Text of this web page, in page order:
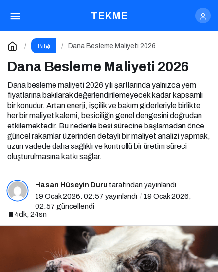
TEKME
Bilgi Dana Besleme Maliyeti 2026
Dana Besleme Maliyeti 2026
Dana besleme maliyeti 2026 yılı şartlarında yalnızca yem
fiyatlarına bakılarak değerlendirilemeyecek kadar kapsamlı
bir konudur. Artan enerji, işçilik ve bakım giderleriyle birlikte
her bir maliyet kalemi, besiciliğin genel dengesini doğrudan
etkilemektedir. Bu nedenle besi sürecine başlamadan önce
güncel rakamlar üzerinden detaylı bir maliyet analizi yapmak,
uzun vadede daha sağlıklı ve kontrollü bir üretim süreci
oluşturulmasına katkı sağlar.
Hasan Hüseyin Duru tarafından yayınlandı
19 Ocak 2026, 02:57 yayınlandı
19 Ocak 2026,
02:57 güncellendi
4dk, 24sn
Dana Besleme Maliyeti 2026
Yorum Yap